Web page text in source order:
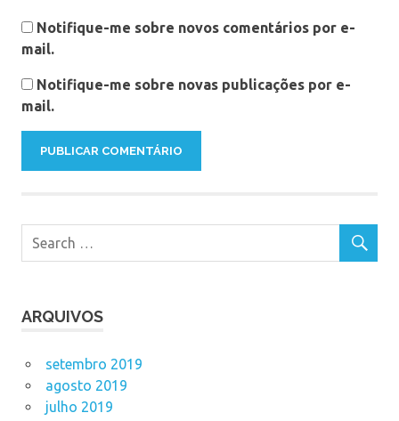
Notifique-me sobre novos comentários por e-
mail.
Notifique-me sobre novas publicações por e-
mail.
ARQUIVOS
setembro 2019
agosto 2019
julho 2019